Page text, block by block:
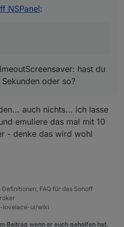
NSPanel:
hast du
oder so?
auch nichts... ich lasse
emuliere das mal mit 10
- denke das wird wohl
FAQ für das Sonoff
lovelace-ui/wiki
Beitrag wenn er euch geholfen hat.